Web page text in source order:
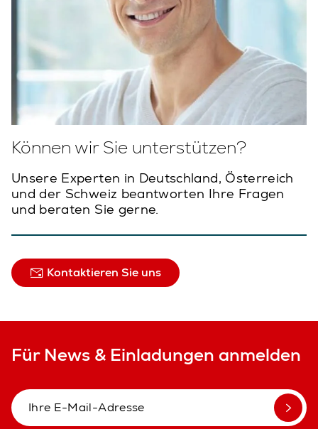
Können wir Sie unterstützen?
Unsere Experten in Deutschland, Österreich
und der Schweiz beantworten Ihre Fragen
und beraten Sie gerne.
Kontaktieren Sie uns
Für News & Einladungen anmelden